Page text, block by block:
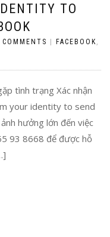
TO
| FACEBOOK,
tình trạng Xác nhận
your identity to send
hưởng lớn đến việc
93 8668 để được hỗ